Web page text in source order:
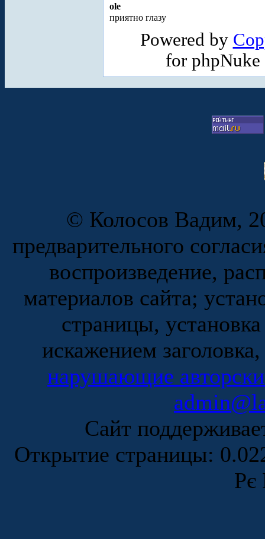
ole
приятно глазу
Powered by
for
© Колосов Вадим,
предварительного
воспроизведение,
материалов сайта;
страницы,
искажением
нарушающие
Сайт
Открытие страницы:
Рє